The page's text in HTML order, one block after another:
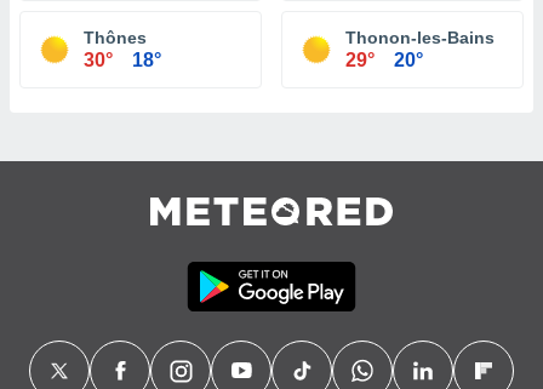
Thônes
30° 18°
Thonon-les-Bains
29° 20°